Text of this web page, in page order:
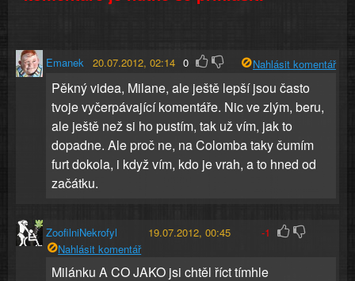
Emanek 20.07.2012, 02:14 0 Nahlásit komentář
Pěkný videa, Milane, ale ještě lepší jsou často
tvoje vyčerpávající komentáře. Nic ve zlým, beru,
ale ještě než si ho pustím, tak už vím, jak to
dopadne. Ale proč ne, na Colomba taky čumím
furt dokola, i když vím, kdo je vrah, a to hned od
začátku.
ZoofilniNekrofyl 19.07.2012, 00:45
-1
Nahlásit komentář
Milánku A CO JAKO jsi chtěl říct tímhle